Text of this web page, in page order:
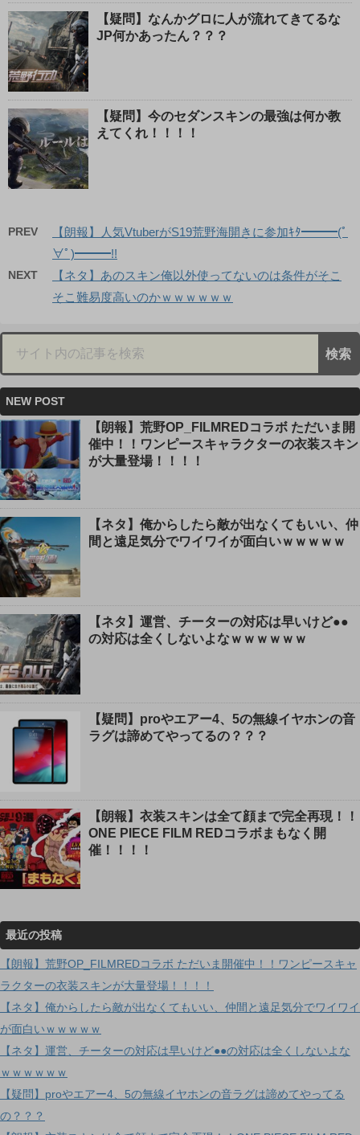
【疑問】なんかグロに人が流れてきてるな
JP何かあったん？？？
【疑問】今のセダンスキンの最強は何か教
えてくれ！！！！
PREV
【朗報】人気VtuberがS19荒野海開きに参加ｷﾀ━━━(ﾟ
∀ﾟ)━━━!!
NEXT
【ネタ】あのスキン俺以外使ってないのは条件がそこ
そこ難易度高いのかｗｗｗｗｗｗ
NEW POST
【朗報】荒野OP_FILMREDコラボ ただいま開
催中！！ワンピースキャラクターの衣装スキン
が大量登場！！！！
【ネタ】俺からしたら敵が出なくてもいい、仲
間と遠足気分でワイワイが面白いｗｗｗｗｗ
【ネタ】運営、チーターの対応は早いけど●●
の対応は全くしないよなｗｗｗｗｗｗ
【疑問】proやエアー4、5の無線イヤホンの音
ラグは諦めてやってるの？？？
【朗報】衣装スキンは全て顔まで完全再現！！
ONE PIECE FILM REDコラボまもなく開
催！！！！
最近の投稿
【朗報】荒野OP_FILMREDコラボ ただいま開催中！！ワンピースキャ
ラクターの衣装スキンが大量登場！！！！
【ネタ】俺からしたら敵が出なくてもいい、仲間と遠足気分でワイワイ
が面白いｗｗｗｗｗ
【ネタ】運営、チーターの対応は早いけど●●の対応は全くしないよな
ｗｗｗｗｗｗ
【疑問】proやエアー4、5の無線イヤホンの音ラグは諦めてやってる
の？？？